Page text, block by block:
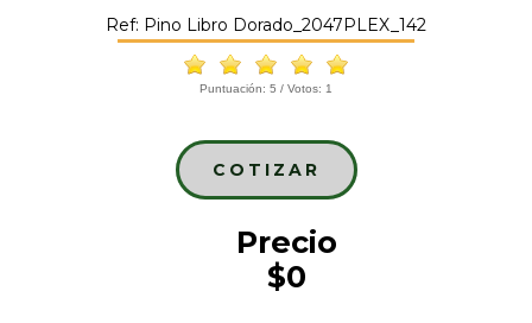
Ref: Pino Libro Dorado_2047PLEX_142
Puntuación: 5 / Votos: 1
COTIZAR
Precio
$0